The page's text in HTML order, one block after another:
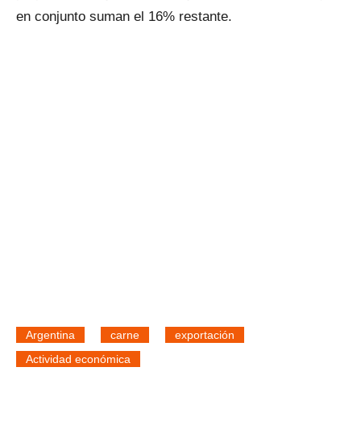
en conjunto suman el 16% restante.
Argentina carne
exportación
Actividad económica